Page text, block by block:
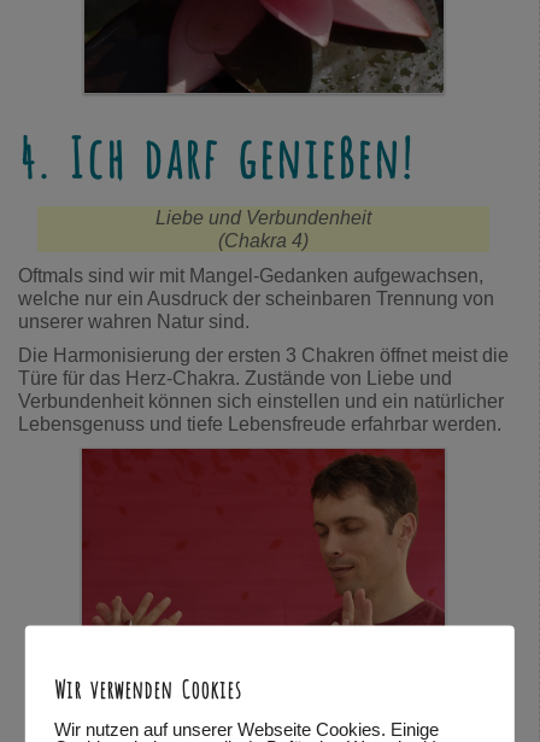
4. Ich darf genießen!
Liebe und Verbundenheit
(Chakra 4)
Oftmals sind wir mit Mangel-Gedanken aufgewachsen,
welche nur ein Ausdruck der scheinbaren Trennung von
unserer wahren Natur sind.
Die Harmonisierung der ersten 3 Chakren öffnet meist die
Türe für das Herz-Chakra. Zustände von Liebe und
Verbundenheit können sich einstellen und ein natürlicher
Lebensgenuss und tiefe Lebensfreude erfahrbar werden.
Wir verwenden Cookies
Wir nutzen auf unserer Webseite Cookies. Einige